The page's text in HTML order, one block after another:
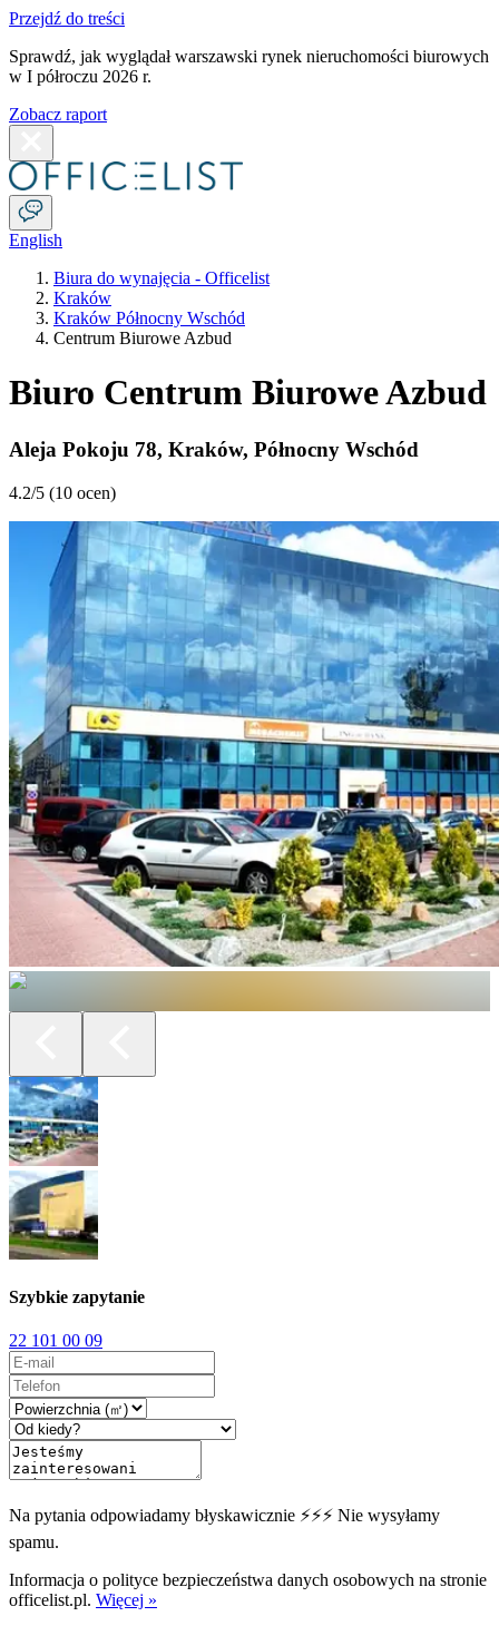
Przejdź do treści
Sprawdź, jak wyglądał warszawski rynek nieruchomości biurowych
w I półroczu 2026 r.
Zobacz raport
English
Biura do wynajęcia - Officelist
Kraków
Kraków Północny Wschód
Centrum Biurowe Azbud
Biuro Centrum Biurowe Azbud
Aleja Pokoju 78, Kraków, Północny Wschód
4.2/5 (10 ocen)
Szybkie zapytanie
22 101 00 09
Na pytania odpowiadamy błyskawicznie ⚡⚡⚡ Nie wysyłamy
spamu.
Informacja o polityce bezpieczeństwa danych osobowych na stronie
officelist.pl. Więcej »